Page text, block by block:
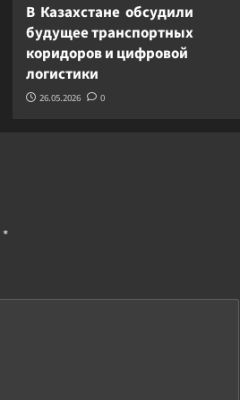
В Казахстане обсудили
будущее транспортных
коридоров и цифровой
логистики
26.05.2026 0
*